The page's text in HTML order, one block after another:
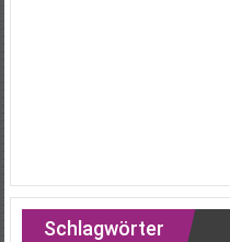
Schlagwörter